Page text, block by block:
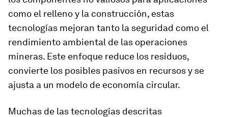
como el relleno y la construcción, estas
tecnologías mejoran tanto la seguridad como el
rendimiento ambiental de las operaciones
mineras. Este enfoque reduce los residuos,
convierte los posibles pasivos en recursos y se
ajusta a un modelo de economía circular.
Muchas de las tecnologías descritas